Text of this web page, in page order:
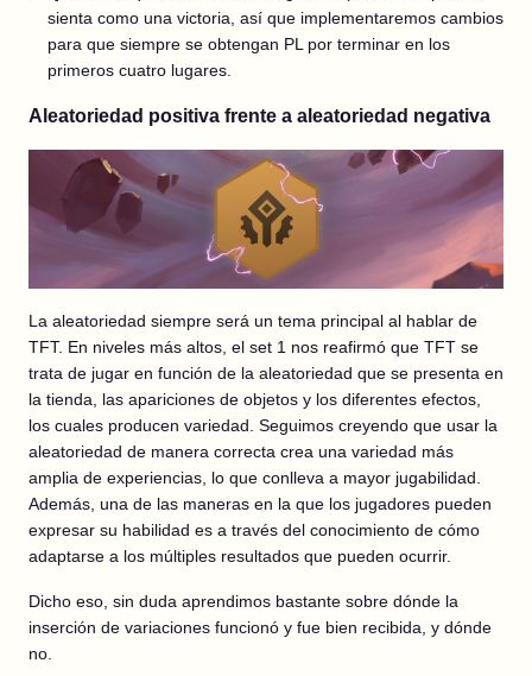
sienta como una victoria, así que implementaremos cambios
para que siempre se obtengan PL por terminar en los
primeros cuatro lugares.
Aleatoriedad positiva frente a aleatoriedad negativa
La aleatoriedad siempre será un tema principal al hablar de
TFT. En niveles más altos, el set 1 nos reafirmó que TFT se
trata de jugar en función de la aleatoriedad que se presenta en
la tienda, las apariciones de objetos y los diferentes efectos,
los cuales producen variedad. Seguimos creyendo que usar la
aleatoriedad de manera correcta crea una variedad más
amplia de experiencias, lo que conlleva a mayor jugabilidad.
Además, una de las maneras en la que los jugadores pueden
expresar su habilidad es a través del conocimiento de cómo
adaptarse a los múltiples resultados que pueden ocurrir.
Dicho eso, sin duda aprendimos bastante sobre dónde la
inserción de variaciones funcionó y fue bien recibida, y dónde
no.